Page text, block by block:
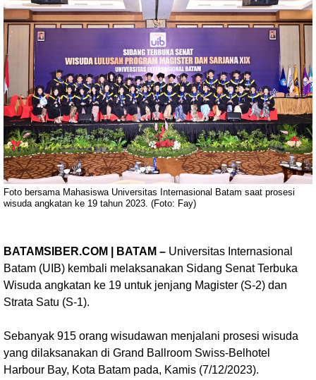
Foto bersama Mahasiswa Universitas Internasional Batam saat prosesi
wisuda angkatan ke 19 tahun 2023. (Foto: Fay)
BATAMSIBER.COM | BATAM – Universitas Internasional
Batam (UIB) kembali melaksanakan Sidang Senat Terbuka
Wisuda angkatan ke 19 untuk jenjang Magister (S-2) dan
Strata Satu (S-1).
Sebanyak 915 orang wisudawan menjalani prosesi wisuda
yang dilaksanakan di Grand Ballroom Swiss-Belhotel
Harbour Bay, Kota Batam pada, Kamis (7/12/2023).